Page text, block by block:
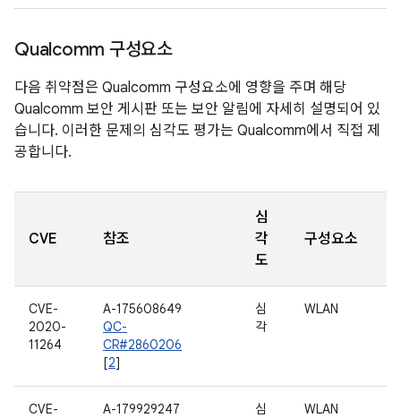
Qualcomm 구성요소
다음 취약점은 Qualcomm 구성요소에 영향을 주며 해당
Qualcomm 보안 게시판 또는 보안 알림에 자세히 설명되어 있
습니다. 이러한 문제의 심각도 평가는 Qualcomm에서 직접 제
공합니다.
CVE 참조
심
각
도
구성요소
CVE-
2020-
11264
A-175608649
QC-
CR#2860206
[2]
심
각
WLAN
CVE-
A-179929247
심
WLAN